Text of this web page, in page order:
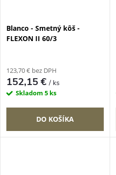
Blanco - Smetný kôš -
FLEXON II 60/3
123,70 € bez DPH
152,15 €/ ks
Skladom 5 ks
DO KOŠÍKA